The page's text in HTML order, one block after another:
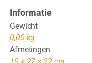
Informatie
Gewicht
0,00 kg
Afmetingen